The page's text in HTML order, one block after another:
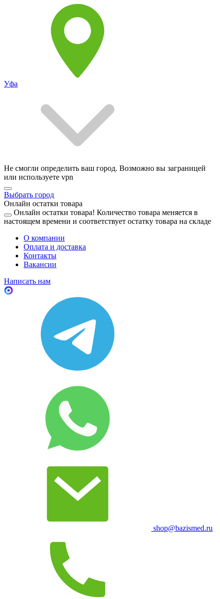
Уфа
Не смогли определить ваш город. Возможно вы заграницей
или используете vpn
Выбрать город
Онлайн остатки товара
Онлайн остатки товара! Количество товара меняется в
настоящем времени и соответствует остатку товара на складе
О компании
Оплата и доставка
Контакты
Вакансии
Написать нам
shop@bazismed.ru